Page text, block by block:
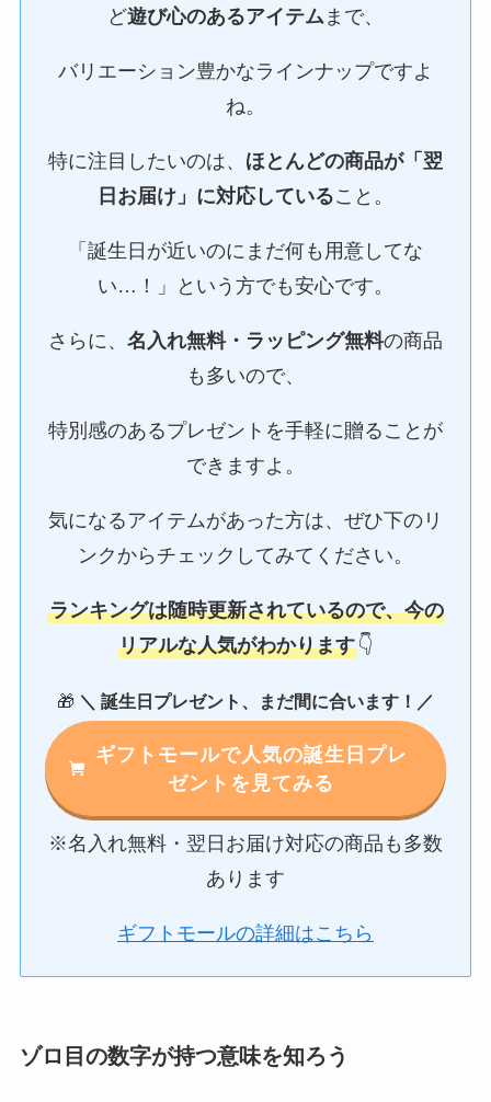
ど遊び心のあるアイテムまで、
バリエーション豊かなラインナップですよ
ね。
特に注目したいのは、 ほとんどの商品が「翌
日お届け」に対応していること。
「誕生日が近いのにまだ何も用意してな
い…！」という方でも安心です。
さらに、 名入れ無料・ラッピング無料の商品
も多いので、
特別感のあるプレゼントを手軽に贈ることが
できますよ。
気になるアイテムがあった方は、ぜひ下のリ
ンクからチェックしてみてください。
ランキングは随時更新されているので、今の
リアルな人気がわかります 👇
🎁 ＼ 誕生日プレゼント、まだ間に合います！／
ギフトモールで人気の誕生日プレ
ゼントを見てみる
※名入れ無料・翌日お届け対応の商品も多数
あります
ギフトモールの詳細はこちら
ゾロ目の数字が持つ意味を知ろう